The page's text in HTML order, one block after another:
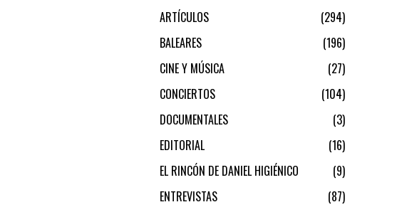
ARTÍCULOS
294
BALEARES
196
CINE Y MÚSICA
27
CONCIERTOS
104
DOCUMENTALES
3
EDITORIAL
16
EL RINCÓN DE DANIEL HIGIÉNICO
9
ENTREVISTAS
87